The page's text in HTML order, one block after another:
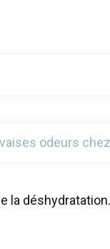
odeurs
la